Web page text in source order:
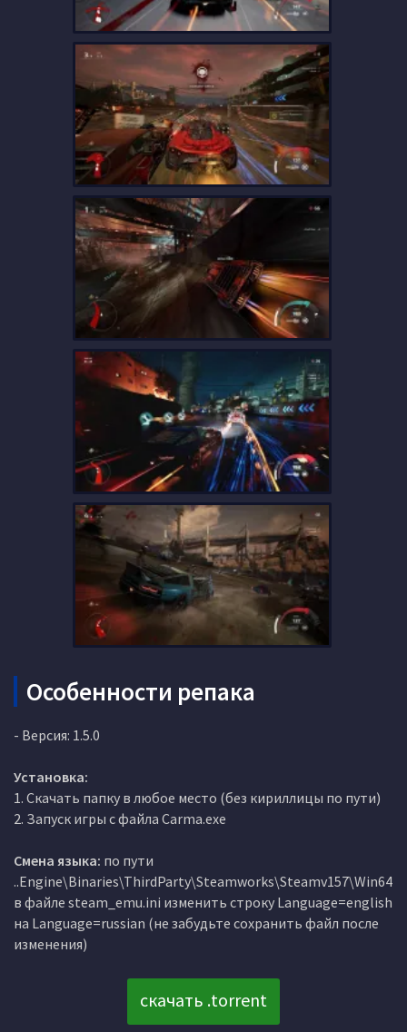
Особенности репака
- Версия: 1.5.0
Установка:
1. Скачать папку в любое место (без кириллицы по пути)
2. Запуск игры с файла Carma.exe
Смена языка: по пути
..Engine\Binaries\ThirdParty\Steamworks\Steamv157\Win64
в файле steam_emu.ini изменить строку Language=english
на Language=russian (не забудьте сохранить файл после
изменения)
скачать .torrent